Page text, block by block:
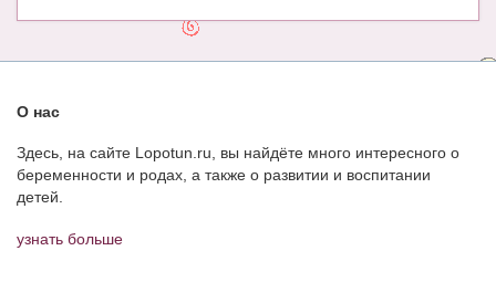
МОДА И КРАСОТА
КОНКУРСЫ
СООБЩЕСТВА
БЛОГИ
О нас
Здесь, на сайте Lopotun.ru, вы найдёте много интересного о
беременности и родах, а также о развитии и воспитании
детей.
узнать больше